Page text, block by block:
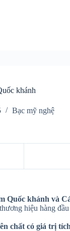
khánh
Bạc mỹ nghệ
Quốc khánh và
hiệu hàng
chất có giá trị